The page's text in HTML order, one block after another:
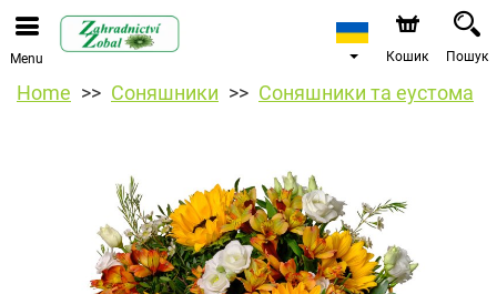
Menu Кошик Пошук
Home Соняшники Соняшники та еустома